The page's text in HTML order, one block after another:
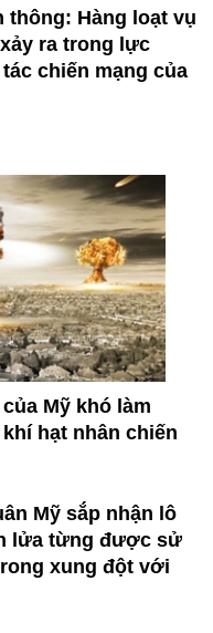
thông: Hàng loạt vụ
ra trong lực
chiến mạng của
Mỹ khó làm
hạt nhân chiến
Mỹ sắp nhận lô
lửa từng được sử
xung đột với